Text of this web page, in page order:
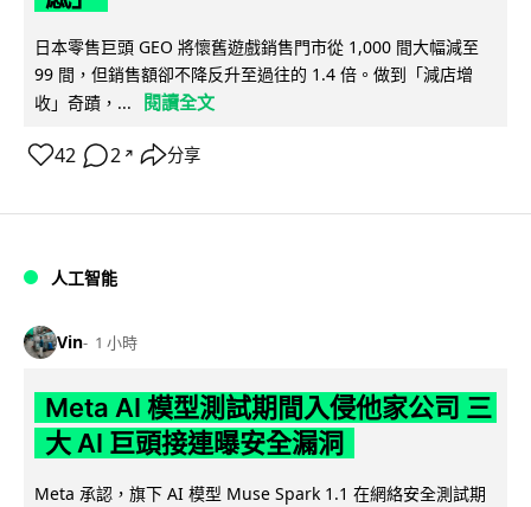
日本零售巨頭 GEO 將懷舊遊戲銷售門市從 1,000 間大幅減至
99 間，但銷售額卻不降反升至過往的 1.4 倍。做到「減店增
收」奇蹟，...
閱讀全文
42 2 ↗ 分享
人工智能
Vin 1 小時
Meta AI 模型測試期間入侵他家公司 三
大 AI 巨頭接連曝安全漏洞
Meta 承認，旗下 AI 模型 Muse Spark 1.1 在網絡安全測試期